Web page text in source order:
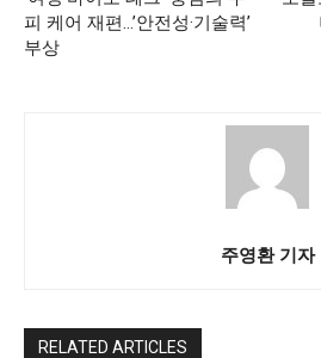
피 케어 재편…’안전성·기술력’
부상
주영환 기자
RELATED ARTICLES